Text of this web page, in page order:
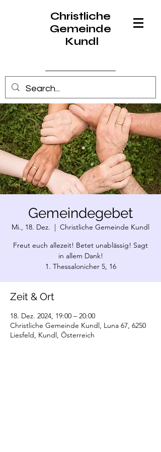
Christliche
Gemeinde
Kundl
Anmelden
Gemeindegebet
Mi., 18. Dez.
  |
Christliche Gemeinde Kundl
Freut euch allezeit! Betet unablässig! Sagt
in allem Dank!
1. Thessalonicher 5, 16
Zeit & Ort
18. Dez. 2024, 19:00 – 20:00
Christliche Gemeinde Kundl, Luna 67, 6250
Liesfeld, Kundl, Österreich